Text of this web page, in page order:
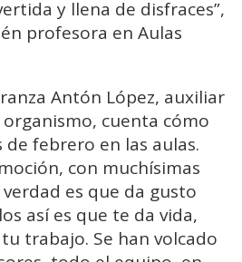
y llena de disfraces”,
profesora en Aulas
Antón López, auxiliar
cuenta cómo
de febrero en las aulas.
con muchísimas
es que da gusto
así es que te da vida,
trabajo. Se han volcado